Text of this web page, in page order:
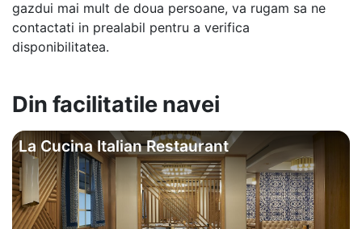
gazdui mai mult de doua persoane, va rugam sa ne
contactati in prealabil pentru a verifica
disponibilitatea.
Din facilitatile navei
La Cucina Italian Restaurant